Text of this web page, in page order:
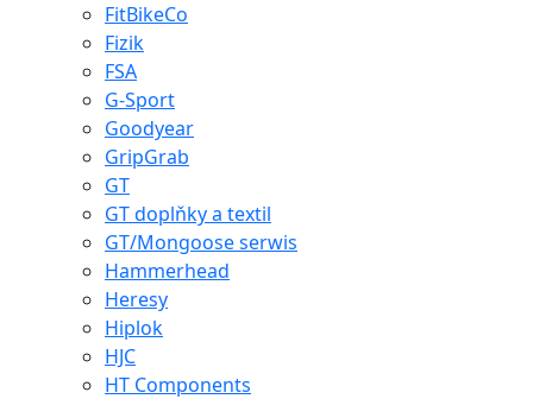
FitBikeCo
Fizik
FSA
G-Sport
Goodyear
GripGrab
GT
GT doplňky a textil
GT/Mongoose serwis
Hammerhead
Heresy
Hiplok
HJC
HT Components